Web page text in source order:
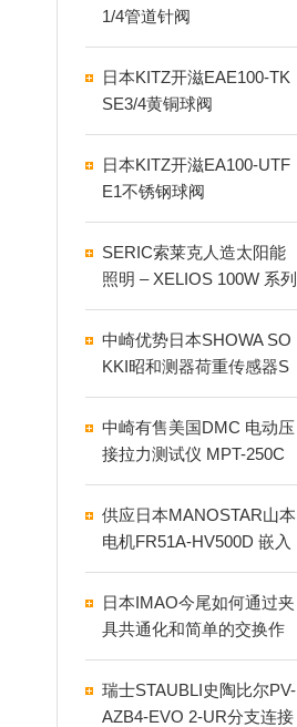
1/4管道针阀
日本KITZ开滋EAE100-TK
SE3/4黄铜球阀
日本KITZ开滋EA100-UTF
E1不锈钢球阀
SERIC索莱克人造太阳能
照明 – XELIOS 100W 系列
注意事项
中崎优势日本SHOWA SO
KKI昭和测器荷重传感器S
HE-100KN
中崎有售美国DMC 电动压
接拉力测试仪 MPT-250C
供应日本MANOSTAR山本
电机FR51A‑HV500D 嵌入
式微差压表
日本IMAO今尾如何通过夹
具共通化和简单的交换作
业
瑞士STAUBLI史陶比尔PV-
AZB4-EVO 2-UR分支连接